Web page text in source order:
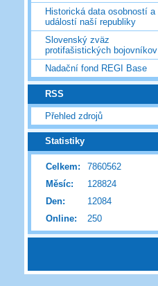
Historická data osobností a
událostí naší republiky
Slovenský zväz
protifašistických bojovníkov
Nadační fond REGI Base
RSS
Přehled zdrojů
Statistiky
Online: 250
Celkem:
7860562
Měsíc:
128824
Den:
12084